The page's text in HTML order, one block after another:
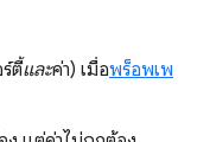
ตี้และค่า) เมื่อพร็อพเพ